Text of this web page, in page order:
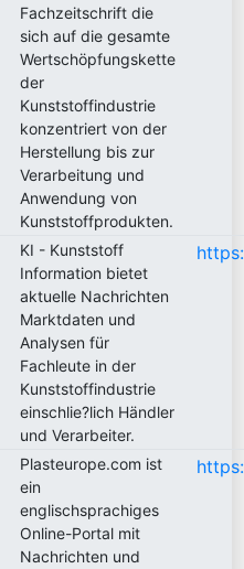
Fachzeitschrift die
sich auf die gesamte
Wertschöpfungskette
der
Kunststoffindustrie
konzentriert von der
Herstellung bis zur
Verarbeitung und
Anwendung von
Kunststoffprodukten.
KI - Kunststoff
Information bietet
aktuelle Nachrichten
Marktdaten und
Analysen für
Fachleute in der
Kunststoffindustrie
einschlie?lich Händler
und Verarbeiter.
Plasteurope.com ist
ein
englischsprachiges
Online-Portal mit
Nachrichten und